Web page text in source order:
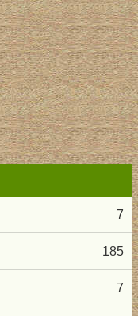
7
185
7